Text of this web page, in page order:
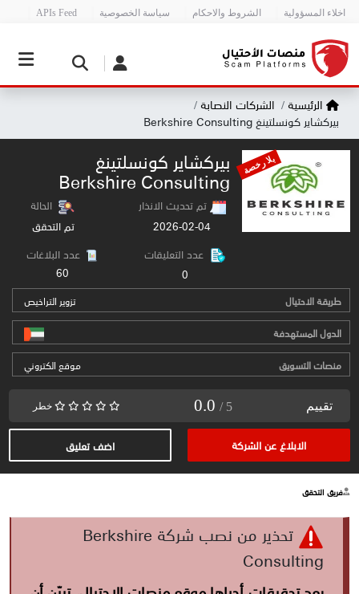
اخلاء المسؤولية الشروط والاحكام سياسة الخصوصية APIs Feed
الرئيسية
الشركات النصابة
بيركشاير كونسلتينغ Berkshire Consulting
بلا رخصة بيركشاير كونسلتينغ
Berkshire Consulting
تم تحديث الانذار
2026-02-04
الحالة
تم التحقق
عدد التعليقات
0
عدد البلاغات
60
طريقة الاحتيال
تزوير التراخيص
الدول المستهدفة
منصات التسويق
موقع الكتروني
تقييم 0.0 / 5 خطر
الابلاغ عن الشركة اضف تعليق
فريق التحقق
تحذير من نصب شركة Berkshire
Consulting